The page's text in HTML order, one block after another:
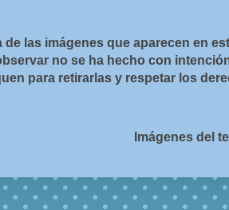
de las imágenes que aparecen en
no se ha hecho con
para retirarlas y respetar los
Imágenes del